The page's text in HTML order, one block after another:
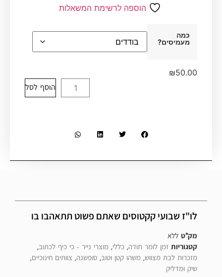
הוספה לרשימת המשאלות
כמה
מעמיסים?
₪50.00
הוסף לסל
לו"ז שבועי קקטוסים שאתם פשוט תתאהבו בו
מק"ט ללא
קטגוריות זמן לומר תודה, כללי, מוצרי נייר - כי כיף לכתוב,
מזכרות לבת מצווש, משהו קטן וטוב, סופשנה, צוותים חינוכיים,
שיק ומדליק